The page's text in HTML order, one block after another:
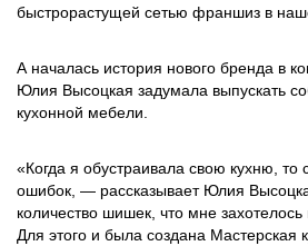
быстрорастущей сетью франшиз в
А началась история нового бренда в
Юлия Высоцкая задумала выпускать
кухонной мебели.
«Когда я обустраивала свою кухню, то
ошибок, — рассказывает Юлия
количество шишек, что мне
Для этого и была создана Мастерская